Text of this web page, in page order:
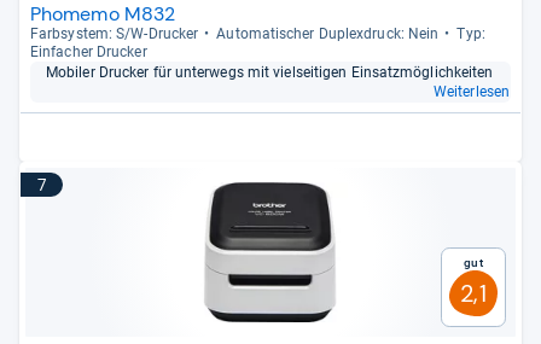
Phomemo M832
Farb­sys­tem: S/W-​Dru­cker Auto­ma­ti­scher Duplex­druck: Nein
Typ:
Ein­fa­cher Dru­cker
Mobi­ler Dru­cker für unter­wegs mit viel­sei­ti­gen Ein­satz­mög­lich­kei­ten
Weiterlesen
7
Gut
2,1